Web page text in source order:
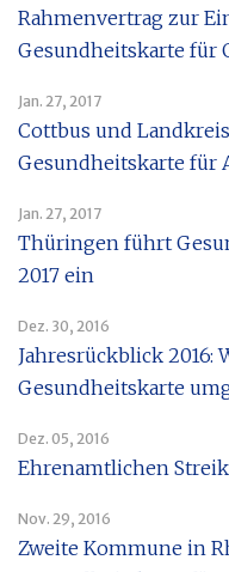
Rahmenvertrag zur
Gesundheitskarte für
Jan. 27, 2017
Cottbus und
Gesundheitskarte für
Jan. 27, 2017
Thüringen führt
2017 ein
Dez. 30, 2016
Jahresrückblick 2016:
Gesundheitskarte
Dez. 05, 2016
Ehrenamtlichen Streik
Nov. 29, 2016
Zweite Kommune in